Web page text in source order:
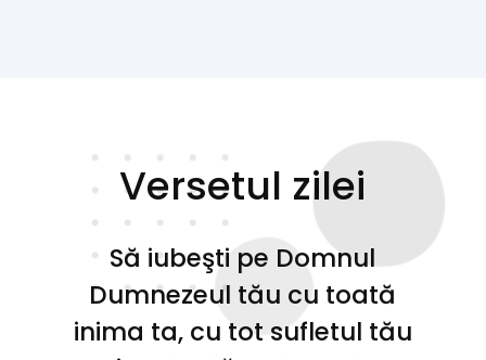
Versetul zilei
Să iubeşti pe Domnul
Dumnezeul tău cu toată
inima ta, cu tot sufletul tău